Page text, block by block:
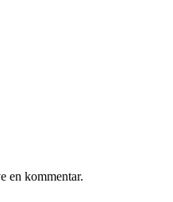
en kommentar.